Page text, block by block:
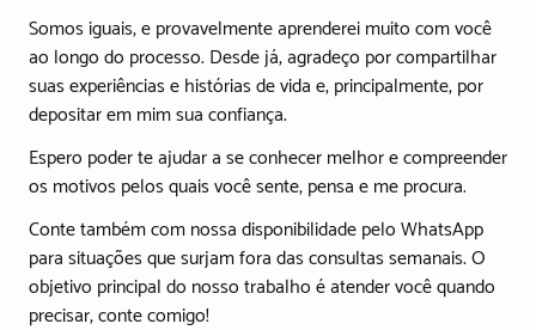
Somos iguais, e provavelmente aprenderei muito com você
ao longo do processo. Desde já, agradeço por compartilhar
suas experiências e histórias de vida e, principalmente, por
depositar em mim sua confiança.
Espero poder te ajudar a se conhecer melhor e compreender
os motivos pelos quais você sente, pensa e me procura.
Conte também com nossa disponibilidade pelo WhatsApp
para situações que surjam fora das consultas semanais. O
objetivo principal do nosso trabalho é atender você quando
precisar, conte comigo!